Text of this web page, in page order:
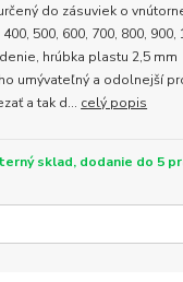
do zásuviek o
500, 600, 700, 800, 900,
hrúbka plastu 2,5
umývateľný a odolnejší
a tak d... celý popis
sklad, dodanie do 5